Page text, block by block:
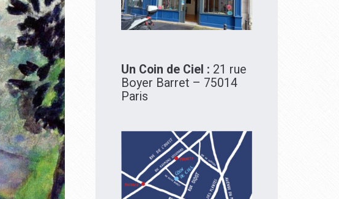
Un Coin de Ciel : 21 rue
Boyer Barret – 75014
Paris